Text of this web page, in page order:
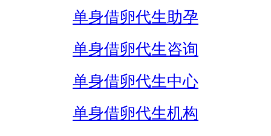
单身借卵代生助孕
单身借卵代生咨询
单身借卵代生中心
单身借卵代生机构